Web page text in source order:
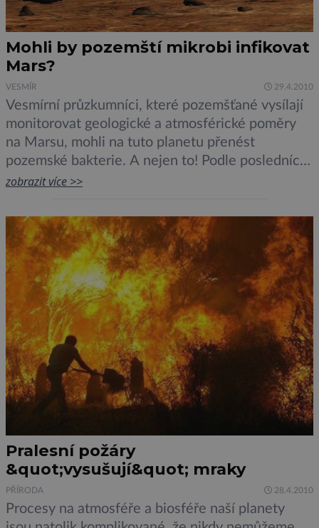
Mohli by pozemští mikrobi infikovat
Mars?
VESMÍR 29.4.2010
Vesmírní průzkumníci, které pozemšťané vysílají
monitorovat geologické a atmosférické poměry
na Marsu, mohli na tuto planetu přenést
pozemské bakterie. A nejen to! Podle posledních
výzkumů by tam tyto bakterie mohly přežít.
přivedeno v niveč. Takový je alespoň závěr
amerických mikrobiologů z university ve
floridském Gainesville. Hrozí totiž nebezpečí, […]
zobrazit více >>
Pralesní požáry
&quot;vysušují&quot; mraky
PŘÍRODA 28.4.2010
Procesy na atmosféře a biosféře naší planety